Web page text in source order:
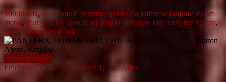
1000mods, acute mind, centrum spotkania kultur w lublinie, doom
metal, heavy metal, iron head, khirki, paradise lost, rock the square,
soen, stoner metal, wij
Show Reviews
February 11, 2025September 1, 2025Miro